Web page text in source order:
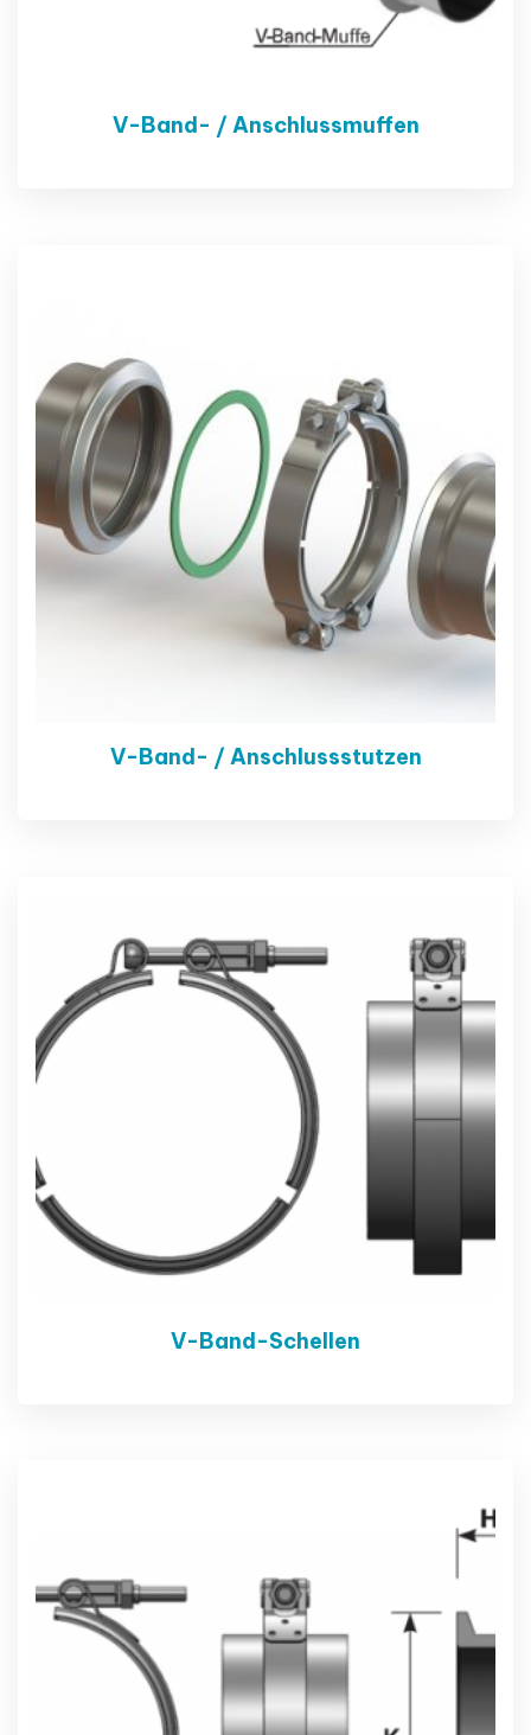
V-Band- / Anschlussmuffen
V-Band- / Anschlussstutzen
V-Band-Schellen